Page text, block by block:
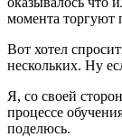
момента торгуют
Вот хотел
нескольких. Ну
Я, со своей
процессе
поделюсь.